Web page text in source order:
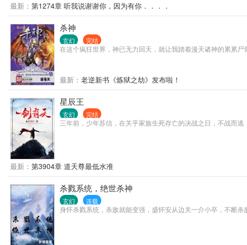
最新： 第1274章 听我说谢谢你，因为有你．．．．
杀神
玄幻 完结
在这个疯狂世界，神已无力回天，就让我踏着漫天诸神的累累尸
最新： 老逆新书《炼狱之劫》发布啦！
星辰王
玄幻 完结
三年前，少年苏信，在关乎家族生死存亡的决战之日，不战而
最新： 第3904章 道天尊最低水准
杀戮系统，绝世杀神
玄幻 连载
身怀杀戮系统，杀敌就能变强，盛怀安从边关一介小卒，不断